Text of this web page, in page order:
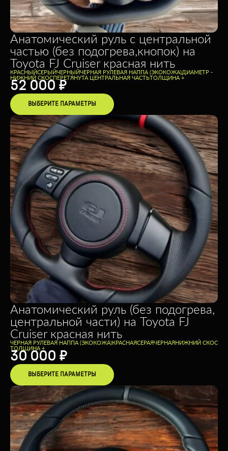
Анатомический руль с центральной
частью (без подогрева,кнопок) на
Toyota FJ Cruiser красная нить
КРАСНЫЙСЕРЫЙЧЕРНЫЙЧЕРНАЯ РУЛЕВАЯ НАППА (ЭКОКОЖА)ДИАМЕТР -
НИЖНИЙ СКОСПЕРЕТЯНУТА ЦЕНТРАЛЬНАЯ ЧАСТЬТОЛЩИНА +
52 000 ₽
ВЫБЕРИТЕ ПАРАМЕТРЫ
Анатомический руль (без подогрева,
центральной части) на Toyota FJ
Cruiser красная нить
ЧЕРНАЯ РУЛЕВАЯ НАППА (ЭКОКОЖА)КРАСНАЯСЕРАЯЧЕРНАЯНИЖНИЙ СКОС
ТОЛЩИНА +
30 000 ₽
ВЫБЕРИТЕ ПАРАМЕТРЫ